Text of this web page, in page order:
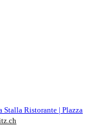
Stalla Ristorante | Plazza